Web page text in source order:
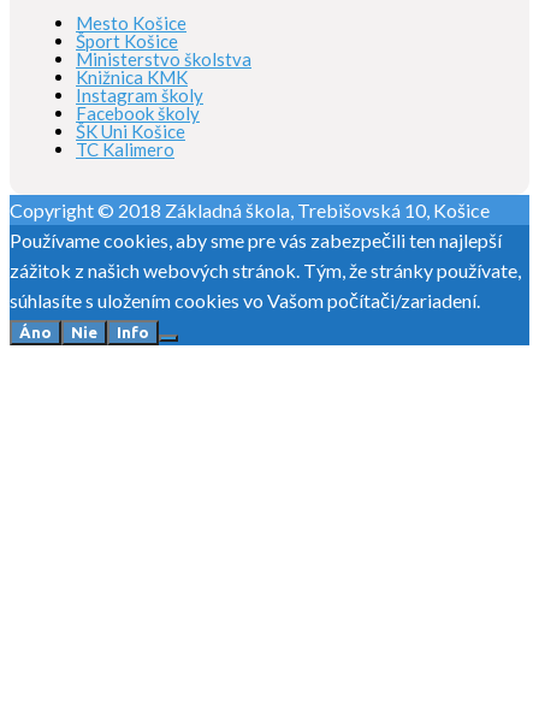
Mesto Košice
Šport Košice
Ministerstvo školstva
Knižnica KMK
Instagram školy
Facebook školy
ŠK Uni Košice
TC Kalimero
Copyright © 2018 Základná škola, Trebišovská 10, Košice
Používame cookies, aby sme pre vás zabezpečili ten najlepší
zážitok z našich webových stránok. Tým, že stránky používate,
súhlasíte s uložením cookies vo Vašom počítači/zariadení.
Áno Nie Info